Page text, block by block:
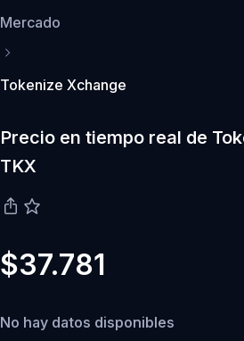
Mercado
Tokenize Xchange
Precio en tiempo real de
TKX
$37.781
No hay datos disponibles